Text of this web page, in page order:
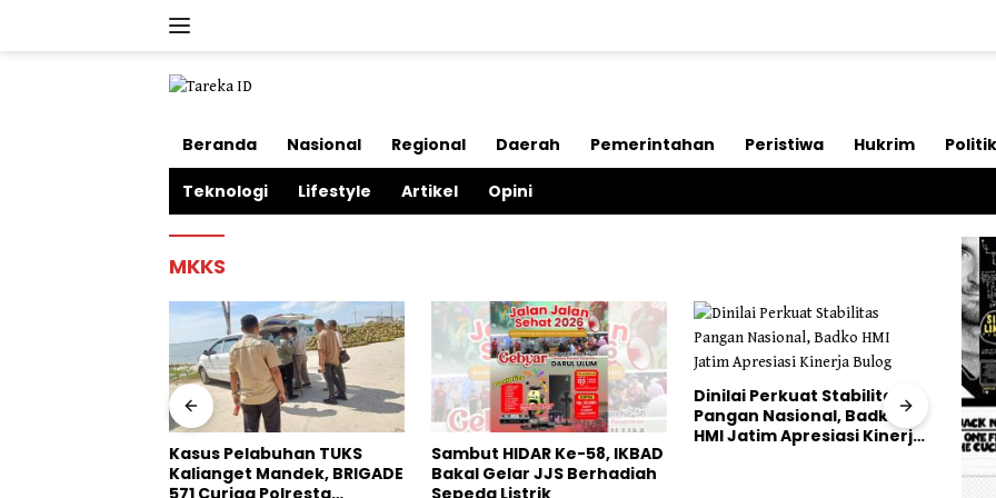
Beranda Nasional Regional Daerah Pemerintahan Peristiwa Hukrim Politik
Teknologi Lifestyle Artikel Opini
MKKS
Kasus Pelabuhan TUKS
Kalianget Mandek, BRIGADE
Sambut HIDAR Ke-58, IKBAD
Bakal Gelar JJS Berhadiah
Dinilai Perkuat Stabilitas
Pangan Nasional, Badko
HMI Jatim Apresiasi Kinerja